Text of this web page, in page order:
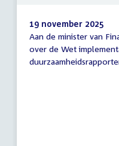
Brief
commissie
aan
19 november 2025
Aan de minister van
over de Wet